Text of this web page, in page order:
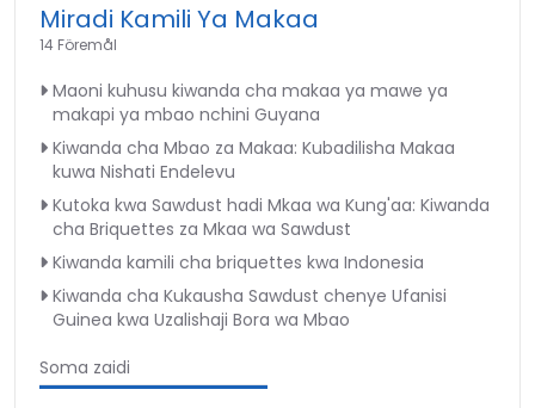
Miradi Kamili Ya Makaa
14 Föremål
Maoni kuhusu kiwanda cha makaa ya mawe ya
makapi ya mbao nchini Guyana
Kiwanda cha Mbao za Makaa: Kubadilisha Makaa
kuwa Nishati Endelevu
Kutoka kwa Sawdust hadi Mkaa wa Kung'aa: Kiwanda
cha Briquettes za Mkaa wa Sawdust
Kiwanda kamili cha briquettes kwa Indonesia
Kiwanda cha Kukausha Sawdust chenye Ufanisi
Guinea kwa Uzalishaji Bora wa Mbao
Soma zaidi